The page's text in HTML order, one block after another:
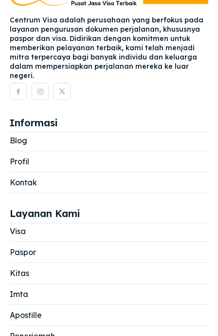
Centrum Visa adalah perusahaan yang berfokus pada
layanan pengurusan dokumen perjalanan, khususnya
paspor dan visa. Didirikan dengan komitmen untuk
memberikan pelayanan terbaik, kami telah menjadi
mitra terpercaya bagi banyak individu dan keluarga
dalam mempersiapkan perjalanan mereka ke luar
negeri.
Informasi
Blog
Profil
Kontak
Layanan Kami
Visa
Paspor
Kitas
Imta
Apostille